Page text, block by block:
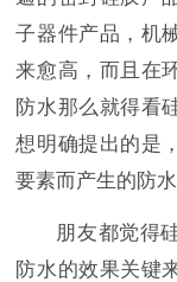
子器件产品，机
来愈高，而且在
防水那么就得看
想明确提出的是
要素而产生的防
朋友都觉得
防水的效果关键